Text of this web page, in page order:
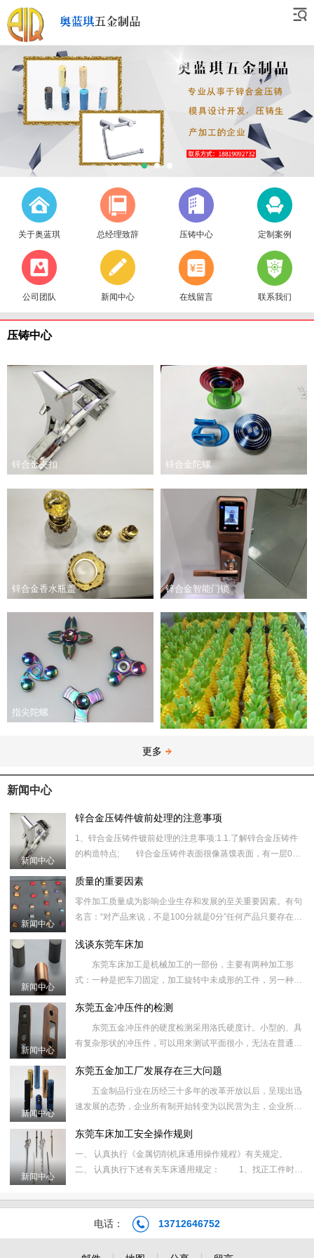
关于奥蓝琪 总经理致辞 压铸中心 定制案例
公司团队 新闻中心 在线留言 联系我们
压铸中心
锌合金夹扣 锌合金陀螺
锌合金香水瓶盖 锌合金智能门锁
指尖陀螺
更多
新闻中心
新闻中心
锌合金压铸件镀前处理的注意事项
1、锌合金压铸件镀前处理的注意事项:1.1.了解锌合金压铸件
的构造特点; 锌合金压铸件表面很像蒸馍表面，有一层0．
散、多孔
新闻中心
质量的重要因素
​零件加工质量成为影响企业生存和发展的至关重要因素。有句
名言：“对产品来说，不是100分就是0分”任何产品只要存在一
场，企业的产
新闻中心
浅谈东莞车床加
东莞车床加工是机械加工的一部份，主要有两种加工形
式：一种是把车刀固定，加工旋转中未成形的工件，另一种是
向移动进行精度加
新闻中心
东莞五金冲压件的检测
东莞五金冲压件的硬度检测采用洛氏硬度计。小型的、具
有复杂形状的冲压件，可以用来测试平面很小，无法在普通台
拉深、成形、
新闻中心
东莞五金加工厂发展存在三大问题
五金制品行业在历经三十多年的改革开放以后，呈现出迅
速发展的态势，企业所有制开始转变为以民营为主，企业所在
的地区集中，这
新闻中心
东莞车床加工安全操作规则
一、 认真执行《金属切削机床通用操作规程》有关规定。
二、 认真执行下述有关车床通用规定： 1、找正工件时，
2、改变主
电话： 13712646752